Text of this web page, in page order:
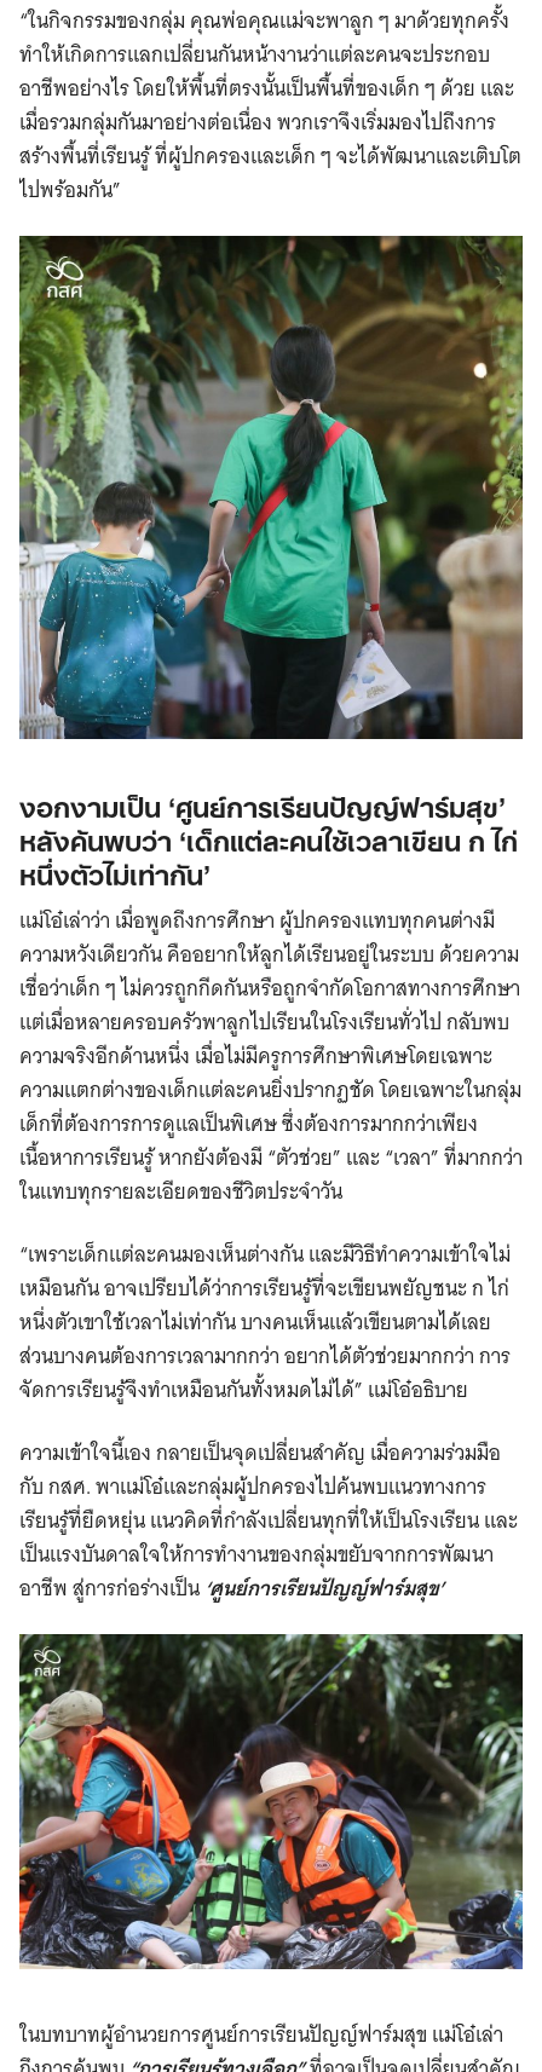
“ในกิจกรรมของกลุ่ม คุณพ่อคุณแม่จะพาลูก ๆ มาด้วยทุกครั้ง
ทำให้เกิดการแลกเปลี่ยนกันหน้างานว่าแต่ละคนจะประกอบ
อาชีพอย่างไร โดยให้พื้นที่ตรงนั้นเป็นพื้นที่ของเด็ก ๆ ด้วย และ
เมื่อรวมกลุ่มกันมาอย่างต่อเนื่อง พวกเราจึงเริ่มมองไปถึงการ
สร้างพื้นที่เรียนรู้ ที่ผู้ปกครองและเด็ก ๆ จะได้พัฒนาและเติบโต
ไปพร้อมกัน”
งอกงามเป็น ‘ศูนย์การเรียนปัญญ์ฟาร์มสุข’
หลังค้นพบว่า ‘เด็กแต่ละคนใช้เวลาเขียน ก ไก่
หนึ่งตัวไม่เท่ากัน’
แม่โอ๋เล่าว่า เมื่อพูดถึงการศึกษา ผู้ปกครองแทบทุกคนต่างมี
ความหวังเดียวกัน คืออยากให้ลูกได้เรียนอยู่ในระบบ ด้วยความ
เชื่อว่าเด็ก ๆ ไม่ควรถูกกีดกันหรือถูกจำกัดโอกาสทางการศึกษา
แต่เมื่อหลายครอบครัวพาลูกไปเรียนในโรงเรียนทั่วไป กลับพบ
ความจริงอีกด้านหนึ่ง เมื่อไม่มีครูการศึกษาพิเศษโดยเฉพาะ
ความแตกต่างของเด็กแต่ละคนยิ่งปรากฏชัด โดยเฉพาะในกลุ่ม
เด็กที่ต้องการการดูแลเป็นพิเศษ ซึ่งต้องการมากกว่าเพียง
เนื้อหาการเรียนรู้ หากยังต้องมี “ตัวช่วย” และ “เวลา” ที่มากกว่า
ในแทบทุกรายละเอียดของชีวิตประจำวัน
“เพราะเด็กแต่ละคนมองเห็นต่างกัน และมีวิธีทำความเข้าใจไม่
เหมือนกัน อาจเปรียบได้ว่าการเรียนรู้ที่จะเขียนพยัญชนะ ก ไก่
หนึ่งตัวเขาใช้เวลาไม่เท่ากัน บางคนเห็นแล้วเขียนตามได้เลย
ส่วนบางคนต้องการเวลามากกว่า อยากได้ตัวช่วยมากกว่า การ
จัดการเรียนรู้จึงทำเหมือนกันทั้งหมดไม่ได้” แม่โอ๋อธิบาย
ความเข้าใจนี้เอง กลายเป็นจุดเปลี่ยนสำคัญ เมื่อความร่วมมือ
กับ กสศ. พาแม่โอ๋และกลุ่มผู้ปกครองไปค้นพบแนวทางการ
เรียนรู้ที่ยืดหยุ่น แนวคิดที่กำลังเปลี่ยนทุกที่ให้เป็นโรงเรียน และ
เป็นแรงบันดาลใจให้การทำงานของกลุ่มขยับจากการพัฒนา
อาชีพ สู่การก่อร่างเป็น ‘ศูนย์การเรียนปัญญ์ฟาร์มสุข’
ในบทบาทผู้อำนวยการศูนย์การเรียนปัญญ์ฟาร์มสุข แม่โอ๋เล่า